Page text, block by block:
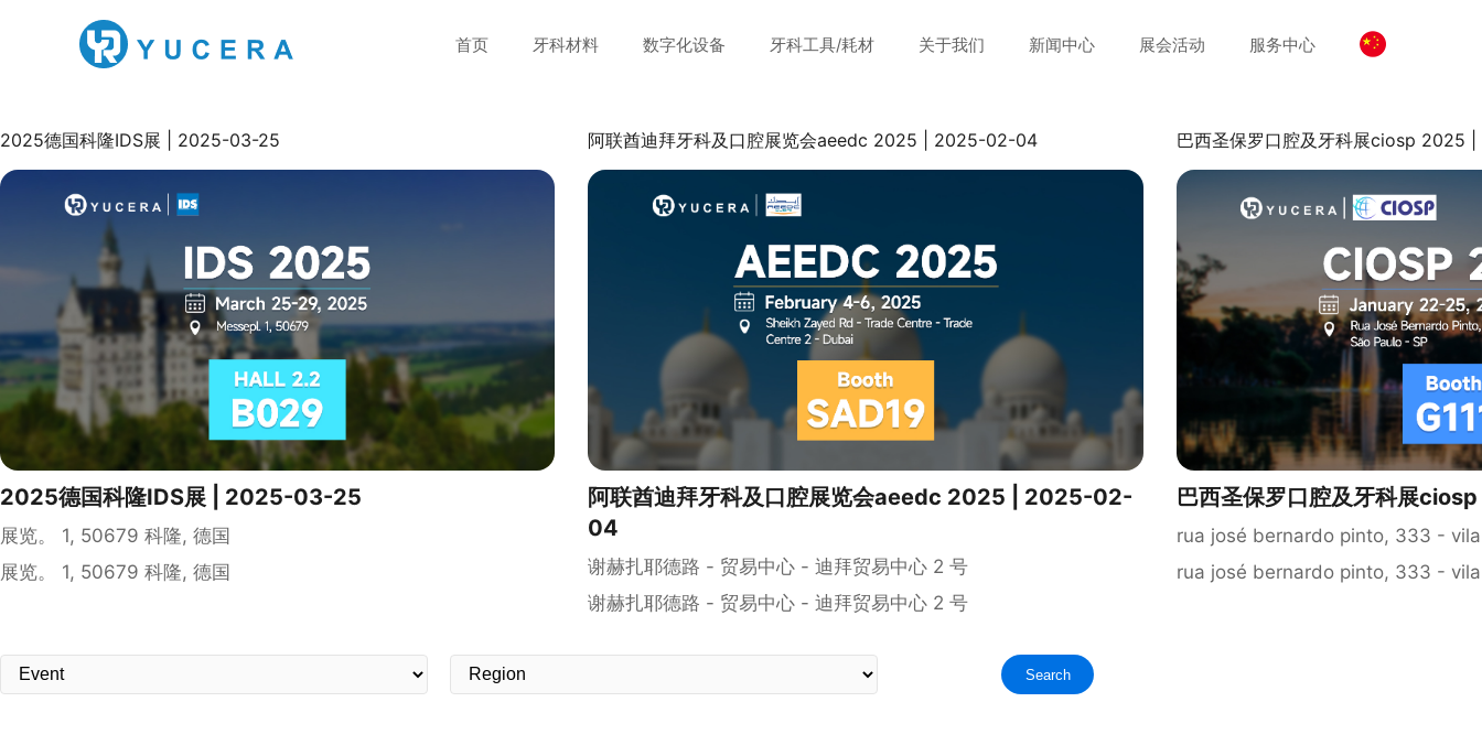
首页 牙科材料 数字化设备 牙科工具/耗材 关于我们 新闻中心 展会活动 服务中心
2025德国科隆IDS展 | 2025-03-25
2025德国科隆IDS展 | 2025-03-25
展览。 1, 50679 科隆, 德国
展览。 1, 50679 科隆, 德国
阿联酋迪拜牙科及口腔展览会aeedc 2025 | 2025-02-04
阿联酋迪拜牙科及口腔展览会aeedc 2025 | 2025-02-
04
谢赫扎耶德路 - 贸易中心 - 迪拜贸易中心 2 号
谢赫扎耶德路 - 贸易中心 - 迪拜贸易中心 2 号
巴西圣保罗口腔及牙科展ciosp 2025
巴西圣保罗口腔及牙科展
rua josé bernardo pinto, 333 -
rua josé bernardo pinto, 333 -
Search